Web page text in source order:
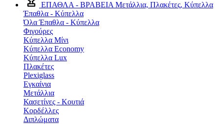
ΕΠΑΘΛΑ - ΒΡΑΒΕΙΑ Μετάλλια, Πλακέτες, Κύπελλα
Έπαθλα - Κύπελλα
Όλα Έπαθλα - Κύπελλα
Φιγούρες
Κύπελλα Μίνι
Κύπελλα Economy
Κύπελλα Lux
Πλακέτες
Plexiglass
Εγκαίνια
Μετάλλια
Κασετίνες - Κουτιά
Κορδέλλες
Διπλώματα